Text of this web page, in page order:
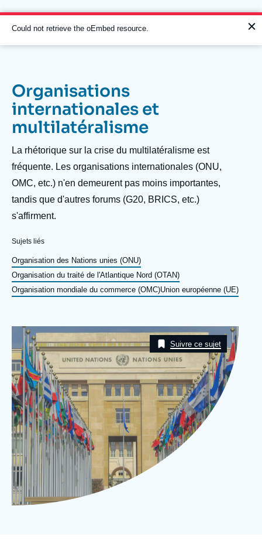
au
contenu
principal
Navigation
principale
L'Ifri
Analyses
Événements
Se connecter
Nous soutenir
À propos de l'Ifri
L'Ifri en bref
Recherches fréquentes
Message
d'erreur
Could not retrieve the oEmbed resource.
Organisations
internationales et
multilatéralisme
Description
La rhétorique sur la crise du multilatéralisme est
fréquente. Les organisations internationales (ONU,
OMC, etc.) n'en demeurent pas moins importantes,
tandis que d'autres forums (G20, BRICS, etc.)
s'affirment.
Sujets liés
Organisation des Nations unies (ONU)
Organisation du traité de l'Atlantique Nord (OTAN)
Organisation mondiale du commerce (OMC)Union européenne (UE)
Image
Taxonomie
Suivre ce sujet